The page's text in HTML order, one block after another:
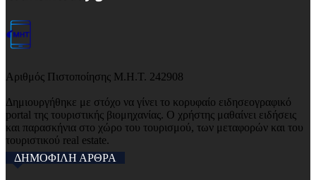
Αριθμός Πιστοποίησης Μ.Η.Τ. 242908
Δημιουργήθηκε με στόχο να γίνει το κορυφαίο ειδησεογραφικό
portal της τουριστικής βιομηχανίας. Ο χρήστης μαθαίνει ειδήσεις
και παρασκήνια στο χώρο του τουρισμού, των μεταφορών και του
τουριστικού real estate.
ΔΗΜΟΦΙΛΗ ΑΡΘΡΑ